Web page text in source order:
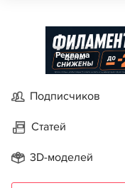
Реклама
Подписчиков
Статей
3D-моделей